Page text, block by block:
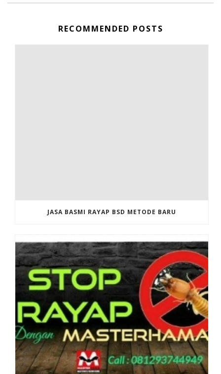
RECOMMENDED POSTS
JASA BASMI RAYAP BSD METODE BARU